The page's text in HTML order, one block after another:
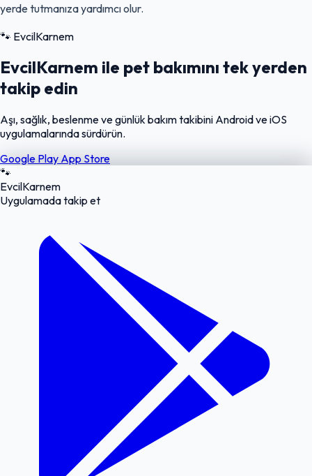
yerde tutmanıza yardımcı olur.
🐾 EvcilKarnem
EvcilKarnem ile pet bakımını tek yerden
takip edin
Aşı, sağlık, beslenme ve günlük bakım takibini Android ve iOS
uygulamalarında sürdürün.
Google Play App Store
🐾
EvcilKarnem
Uygulamada takip et